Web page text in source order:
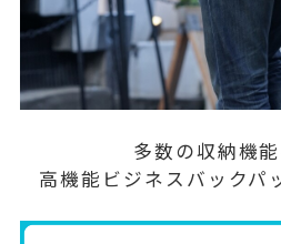
多数の収納機
高機能ビジネスバックパ